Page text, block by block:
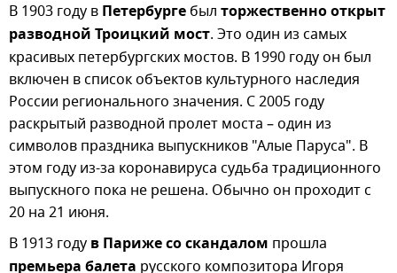
В 1903 году в Петербурге был торжественно открыт
разводной Троицкий мост. Это один из самых
красивых петербургских мостов. В 1990 году он был
включен в список объектов культурного наследия
России регионального значения. С 2005 году
раскрытый разводной пролет моста – один из
символов праздника выпускников "Алые Паруса". В
этом году из-за коронавируса судьба традиционного
выпускного пока не решена. Обычно он проходит с
20 на 21 июня.
В 1913 году в Париже со скандалом прошла
премьера балета русского композитора Игоря